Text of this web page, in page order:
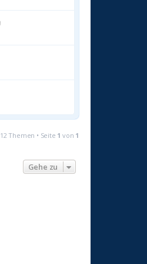
12 Themen • Seite 1 von 1
Gehe zu